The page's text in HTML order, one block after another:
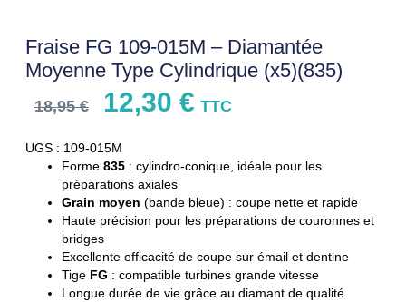
Fraise FG 109-015M – Diamantée
Moyenne Type Cylindrique (x5)(835)
18,95€ 12,30 € TTC
UGS : 109-015M
Forme 835: cylindro-conique, idéale pour les
préparations axiales
Grain moyen (bande bleue) : coupe nette et rapide
Haute précision pour les préparations de couronnes et
bridges
Excellente efficacité de coupe sur émail et dentine
Tige FG : compatible turbines grande vitesse
Longue durée de vie grâce au diamant de qualité